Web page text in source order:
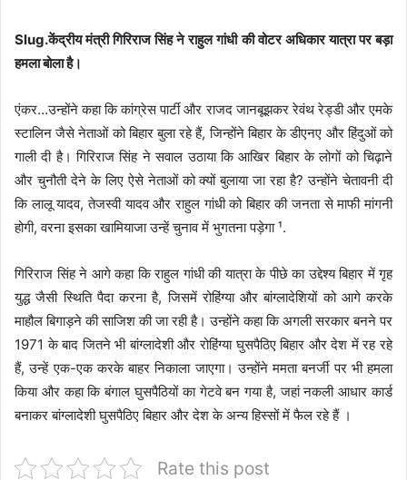
Slug.केंद्रीय मंत्री गिरिराज सिंह ने राहुल गांधी की वोटर अधिकार यात्रा पर बड़ा
हमला बोला है।
एंकर…उन्होंने कहा कि कांग्रेस पार्टी और राजद जानबूझकर रेवंथ रेड्डी और एमके
स्टालिन जैसे नेताओं को बिहार बुला रहे हैं, जिन्होंने बिहार के डीएनए और हिंदुओं को
गाली दी है। गिरिराज सिंह ने सवाल उठाया कि आखिर बिहार के लोगों को चिढ़ाने
और चुनौती देने के लिए ऐसे नेताओं को क्यों बुलाया जा रहा है? उन्होंने चेतावनी दी
कि लालू यादव, तेजस्वी यादव और राहुल गांधी को बिहार की जनता से माफी मांगनी
होगी, वरना इसका खामियाजा उन्हें चुनाव में भुगतना पड़ेगा ¹.
गिरिराज सिंह ने आगे कहा कि राहुल गांधी की यात्रा के पीछे का उद्देश्य बिहार में गृह
युद्ध जैसी स्थिति पैदा करना है, जिसमें रोहिंग्या और बांग्लादेशियों को आगे करके
माहौल बिगाड़ने की साजिश की जा रही है। उन्होंने कहा कि अगली सरकार बनने पर
1971 के बाद जितने भी बांग्लादेशी और रोहिंग्या घुसपैठिए बिहार और देश में रह रहे
हैं, उन्हें एक-एक करके बाहर निकाला जाएगा। उन्होंने ममता बनर्जी पर भी हमला
किया और कहा कि बंगाल घुसपैठियों का गेटवे बन गया है, जहां नकली आधार कार्ड
बनाकर बांग्लादेशी घुसपैठिए बिहार और देश के अन्य हिस्सों में फैल रहे हैं ।
Rate this post